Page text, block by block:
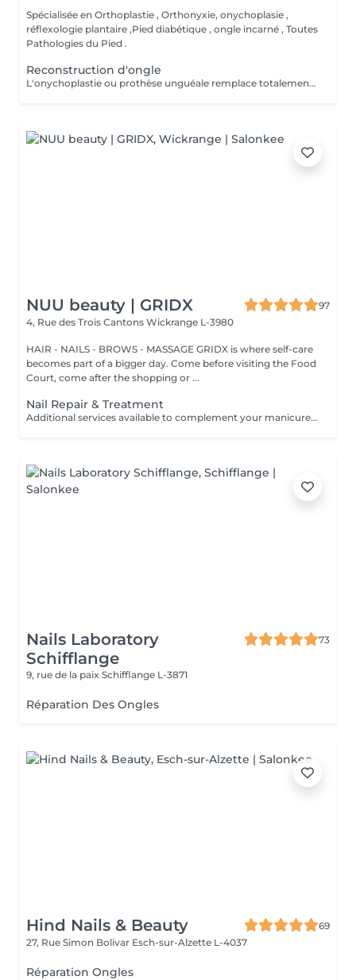
Spécialisée en Orthoplastie , Orthonyxie, onychoplasie ,
réflexologie plantaire ,Pied diabétique , ongle incarné , Toutes
Pathologies du Pied .
Reconstruction d'ongle
L'onychoplastie ou prothèse unguéale remplace totalement ou partiellement l'ongle absent ou déformé. ongle mycosé Ce faux ongle est fabriqué à base d'une résine composite photopolymerisation sous forme de pâte transparente, devenant dure par photopolymérisation par une lampe LED Haute densité.
NUU beauty | GRIDX
97
4, Rue des Trois Cantons Wickrange L-3980
HAIR - NAILS - BROWS - MASSAGE GRIDX is where self-care
becomes part of a bigger day. Come before visiting the Food
Court, come after the shopping or ...
Nail Repair & Treatment
Additional services available to complement your manicure or as standalone treatments. Nail Repair per nail (during service) Minor repair of a single nail (small crack, local damage or broken nail). This option can be added multiple times if more than one nail requires repair. Charged at 3€ per nail for Manicure with Gel Polish services. Nail Repair per nail (walk-in) Repair of one nail without manicure or polish application. Suitable for clients booking a repair only. Onycholysis Treatment per nail Targeted care for nails affected by onycholysis. Performed without polish to support healthy nail recovery. IBX Nail Repair System Professional nail treatment designed to strengthen and restore natural nails. Can be booked alone or combined with gel removal for deeper repair. Gel Polish Removal Gentle and careful removal of gel polish.
Nails Laboratory
Schifflange
73
9, rue de la paix Schifflange L-3871
Réparation Des Ongles
Hind Nails & Beauty
69
27, Rue Simon Bolivar Esch-sur-Alzette L-4037
Réparation Ongles